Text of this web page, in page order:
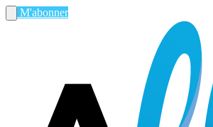
M'abonner